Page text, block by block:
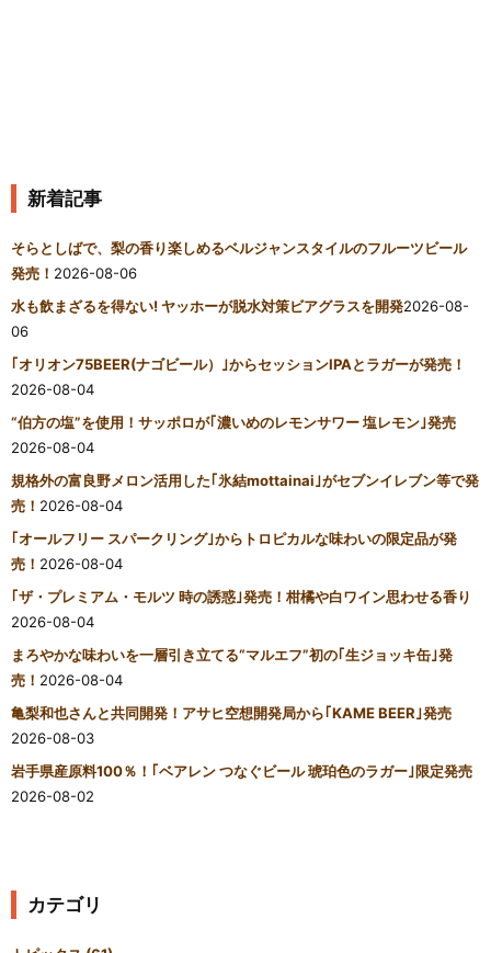
新着記事
そらとしばで、梨の香り楽しめるベルジャンスタイルのフルーツビール
発売！ 2026-08-06
水も飲まざるを得ない! ヤッホーが脱水対策ビアグラスを開発2026-08-
06
｢オリオン75BEER(ナゴビール）｣からセッションIPAとラガーが発売！
2026-08-04
“伯方の塩”を使用！サッポロが｢濃いめのレモンサワー 塩レモン｣発売
2026-08-04
規格外の富良野メロン活用した｢氷結mottainai｣がセブンイレブン等で発
売！ 2026-08-04
｢オールフリー スパークリング｣からトロピカルな味わいの限定品が発
売！ 2026-08-04
｢ザ・プレミアム・モルツ 時の誘惑｣発売！柑橘や白ワイン思わせる香り
2026-08-04
まろやかな味わいを一層引き立てる“マルエフ”初の｢生ジョッキ缶｣発
売！ 2026-08-04
亀梨和也さんと共同開発！アサヒ空想開発局から｢KAME BEER｣発売
2026-08-03
岩手県産原料100％！｢ベアレン つなぐビール 琥珀色のラガー｣限定発売
2026-08-02
カテゴリ